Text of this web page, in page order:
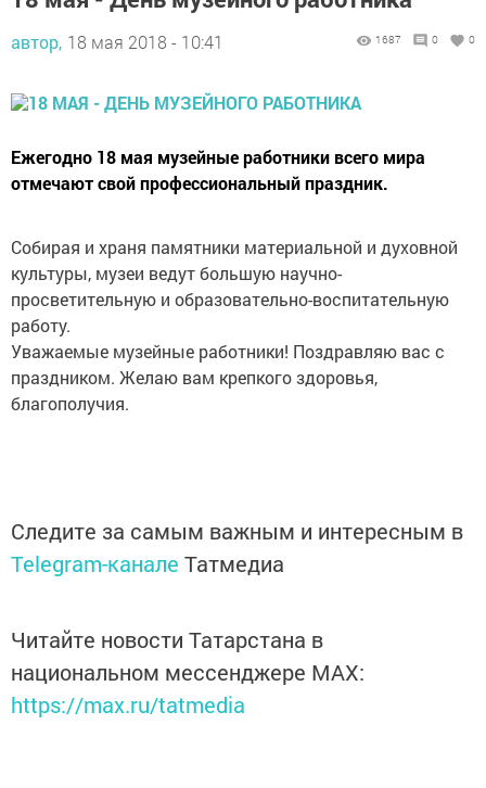
автор, 18 мая 2018 - 10:41 1687 0 0
Ежегодно 18 мая музейные работники всего мира
отмечают свой профессиональный праздник.
Собирая и храня памятники материальной и духовной
культуры, музеи ведут большую научно-
просветительную и образовательно-воспитательную
работу.
Уважаемые музейные работники! Поздравляю вас с
праздником. Желаю вам крепкого здоровья,
благополучия.
Следите за самым важным и интересным в
Telegram-канале Татмедиа
Читайте новости Татарстана в
национальном мессенджере MАХ:
https://max.ru/tatmedia